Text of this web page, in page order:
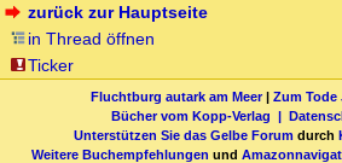
zurück zur Hauptseite
in Thread öffnen
Ticker
Fluchtburg autark am Meer| Zum Tode
Bücher vom Kopp-Verlag |
Unterstützen Sie das Gelbe Forum durch
Weitere Buchempfehlungen und